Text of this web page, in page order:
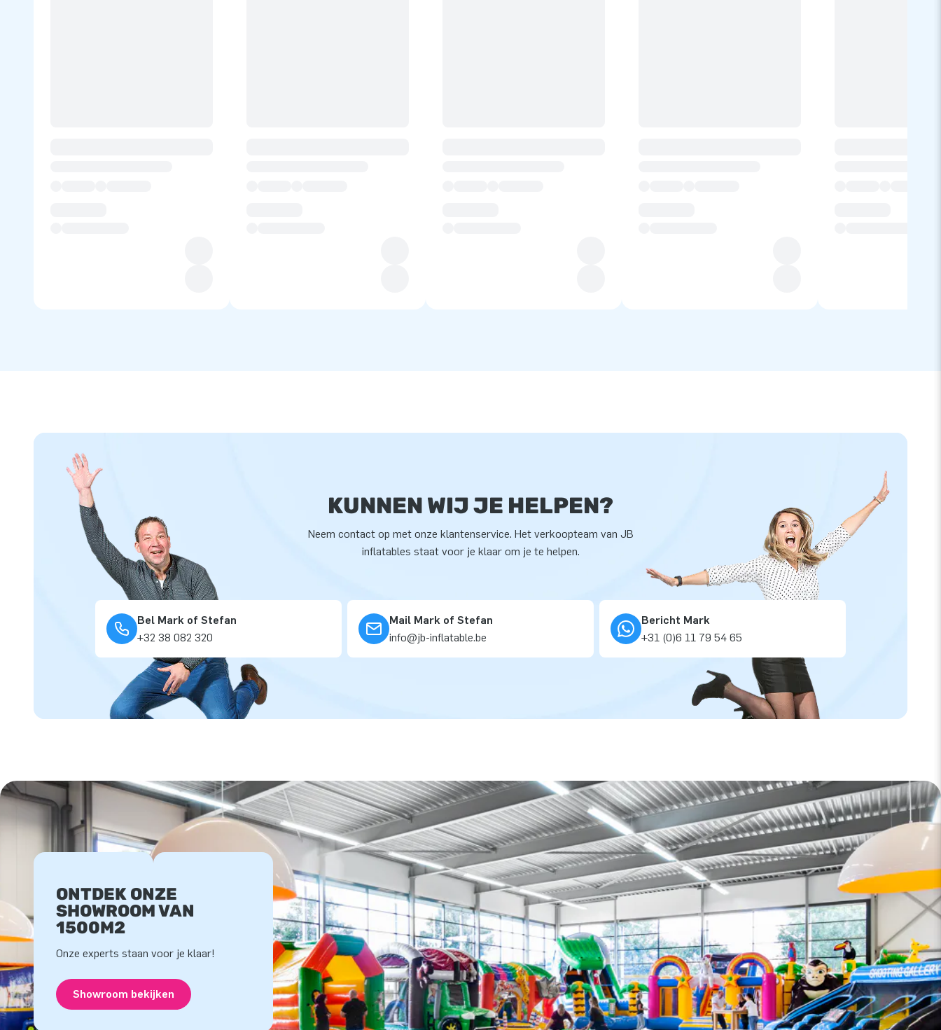
KUNNEN WIJ JE HELPEN?
Neem contact op met onze klantenservice. Het verkoopteam van JB
inflatables staat voor je klaar om je te helpen.
Bel Mark of Stefan
+32 38 082 320
Mail Mark of Stefan
info@jb-inflatable.be
Bericht Mark
+31 (0)6 11 79 54 65
ONTDEK ONZE
SHOWROOM VAN
1500M2
Onze experts staan voor je klaar!
Showroom bekijken